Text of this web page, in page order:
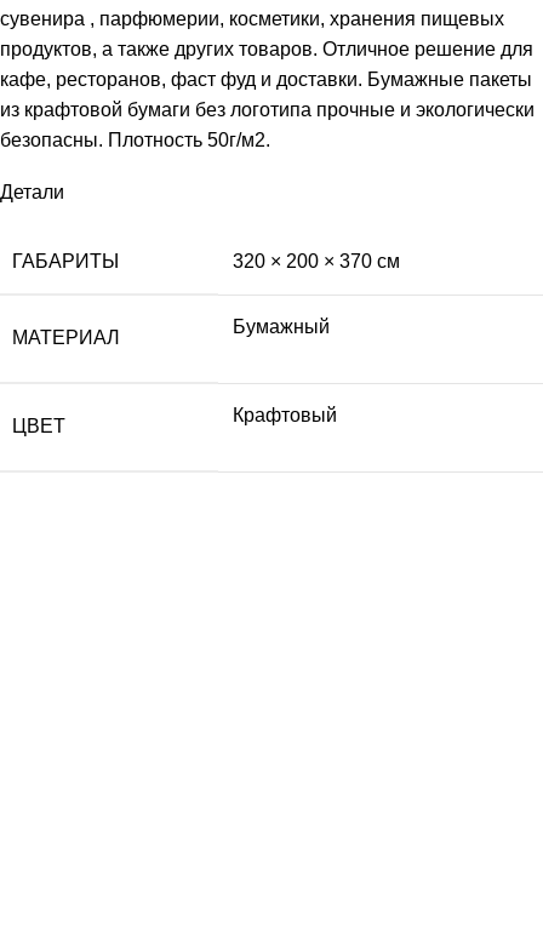
сувенира , парфюмерии, косметики, хранения пищевых
продуктов, а также других товаров. Отличное решение для
кафе, ресторанов, фаст фуд и доставки. Бумажные пакеты
из крафтовой бумаги без логотипа прочные и экологически
безопасны. Плотность 50г/м2.
Детали
ГАБАРИТЫ 320 × 200 × 370 см
МАТЕРИАЛ
Бумажный
ЦВЕТ
Крафтовый